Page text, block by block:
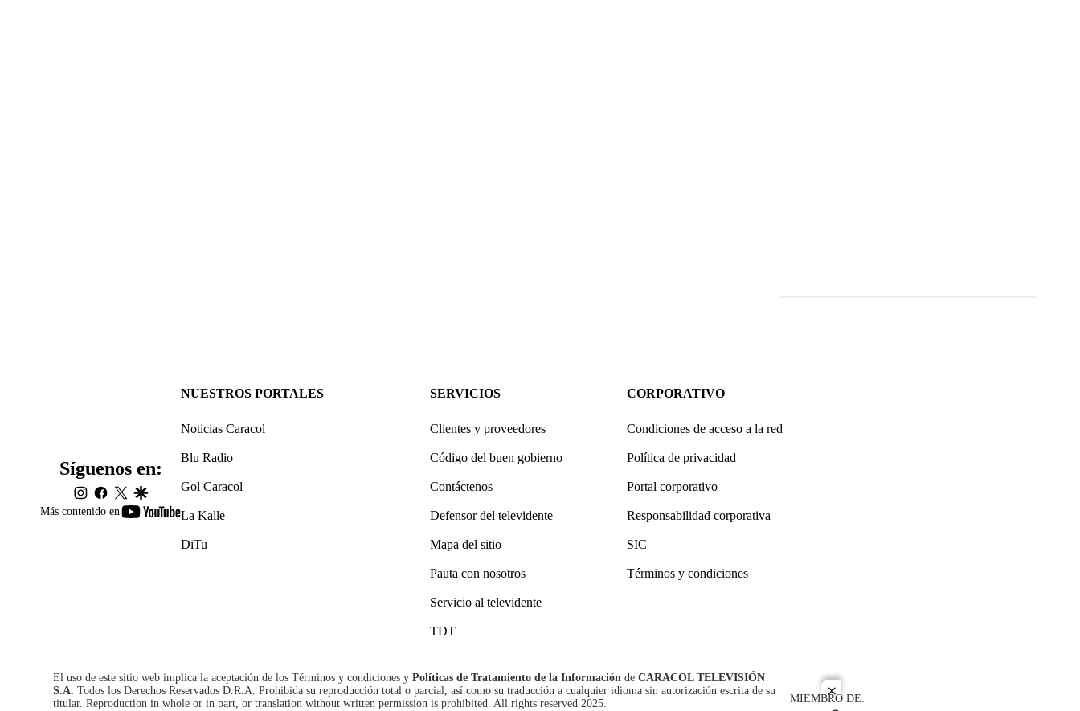
close
Más contenido en
youtube-
Síguenos en:
instagram
facebook
twittergoogle
NUESTROS PORTALES
Noticias Caracol
Blu Radio
Gol Caracol
La Kalle
DiTu
SERVICIOS
Clientes y proveedores
Código del buen gobierno
Contáctenos
Defensor del televidente
Mapa del sitio
Pauta con nosotros
Servicio al televidente
TDT
CORPORATIVO
Condiciones de acceso a la red
Política de privacidad
Portal corporativo
Responsabilidad corporativa
SIC
Términos y condiciones
El uso de este sitio web implica la aceptación de los Términos y condiciones y Políticas de Tratamiento de la Información de CARACOL TELEVISIÓN
S.A. Todos los Derechos Reservados D.R.A. Prohibida su reproducción total o parcial, así como su traducción a cualquier idioma sin autorización escrita de su
titular. Reproduction in whole or in part, or translation without written permission is prohibited. All rights reserved 2025.
MIEMBRO DE: